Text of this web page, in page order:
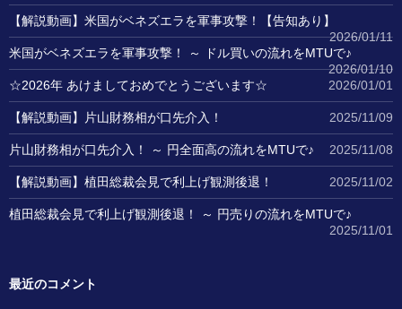
【解説動画】米国がベネズエラを軍事攻撃！【告知あり】
2026/01/11
米国がベネズエラを軍事攻撃！ ～ ドル買いの流れをMTUで♪
2026/01/10
☆2026年 あけましておめでとうございます☆
2026/01/01
【解説動画】片山財務相が口先介入！ 2025/11/09
片山財務相が口先介入！ ～ 円全面高の流れをMTUで♪ 2025/11/08
【解説動画】植田総裁会見で利上げ観測後退！ 2025/11/02
植田総裁会見で利上げ観測後退！ ～ 円売りの流れをMTUで♪
2025/11/01
最近のコメント